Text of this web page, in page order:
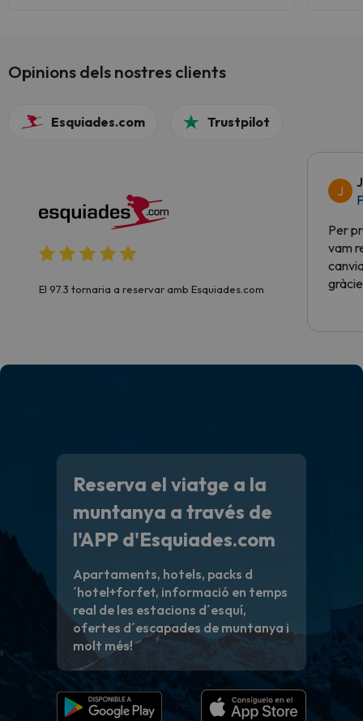
das várias estâncias faz deste destino um
Opinions dels nostres clients
Esquiades.com Trustpilot
El 97.3 tornaria a reservar amb Esquiades.com
J
Per
vam
Reserva el viatge a la
muntanya a través de
l'APP d'Esquiades.com
Apartaments, hotels, packs d
´hotel+forfet, informació en temps
real de les estacions d´esquí,
ofertes d´escapades de muntanya i
molt més!